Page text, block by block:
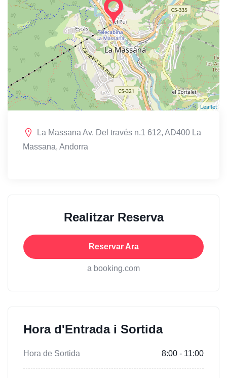
Leaflet
La Massana Av. Del través n.1 612, AD400 La
Massana, Andorra
Realitzar Reserva
Reservar Ara
a booking.com
Hora d'Entrada i Sortida
Hora de Sortida 8:00 - 11:00